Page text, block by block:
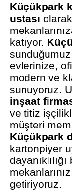
Küçükpark
ustası
katıyor.
evlerinize,
modern ve
sunuyoruz.
inşaat
ve titiz
müşteri
Küçükpark
kartonpiyer
getiriyoruz.